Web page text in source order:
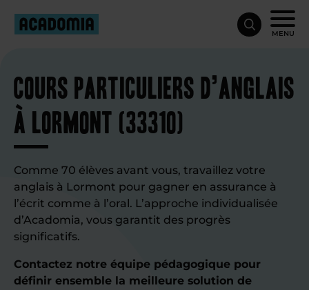
MENU
Cours particuliers d’anglais
à Lormont (33310)
Comme 70 élèves avant vous, travaillez votre
anglais à Lormont pour gagner en assurance à
l’écrit comme à l’oral. L’approche individualisée
d’Acadomia, vous garantit des progrès
significatifs.
Contactez notre équipe pédagogique pour
définir ensemble la meilleure solution de